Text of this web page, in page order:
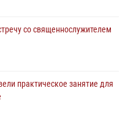
со священнослужителем
практическое занятие для